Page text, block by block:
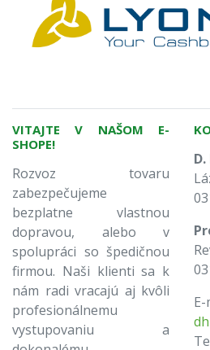
VITAJTE V NAŠOM E-
SHOPE!
Rozvoz tovaru
zabezpečujeme
bezplatne vlastnou
dopravou, alebo v
spolupráci so špedičnou
firmou. Naši klienti sa k
nám radi vracajú aj kvôli
profesionálnemu
vystupovaniu a
E-